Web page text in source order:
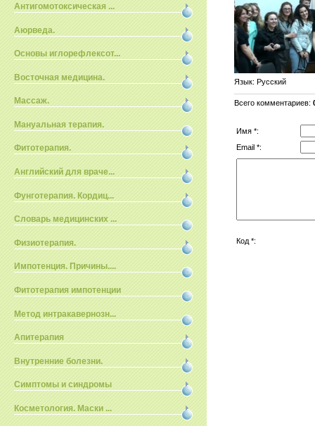
Антигомотоксическая ...
Аюрведа.
Основы иглорефлексот...
Восточная медицина.
Массаж.
Мануальная терапия.
Фитотерапия.
Английский для враче...
Фунготерапия. Кордиц...
Словарь медицинских ...
Физиотерапия.
Импотенция. Причины....
Фитотерапия импотенции
Метод интракавернозн...
Апитерапия
Внутренние болезни.
Симптомы и синдромы
Косметология. Маски ...
Язык: Русский
Всего комментариев:
Имя *:
Email *:
Код *: